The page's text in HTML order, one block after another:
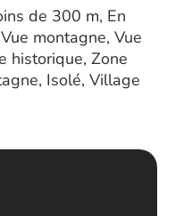
de 300 m, En
montagne, Vue
historique, Zone
Isolé, Village